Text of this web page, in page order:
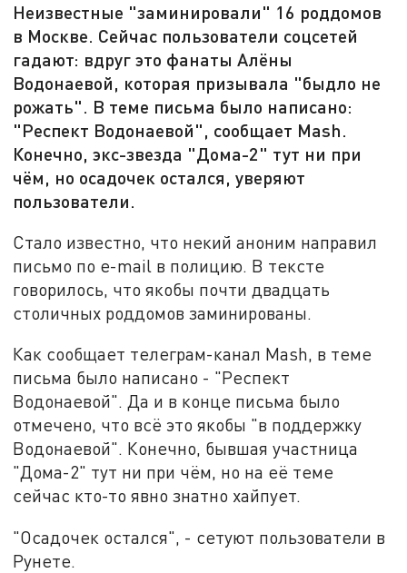
Неизвестные "заминировали" 16 роддомов
в Москве. Сейчас пользователи соцсетей
гадают: вдруг это фанаты Алёны
Водонаевой, которая призывала "быдло не
рожать". В теме письма было написано:
"Респект Водонаевой", сообщает Mash.
Конечно, экс-звезда "Дома-2" тут ни при
чём, но осадочек остался, уверяют
пользователи.
Стало известно, что некий аноним направил
письмо по e-mail в полицию. В тексте
говорилось, что якобы почти двадцать
столичных роддомов заминированы.
Как сообщает телеграм-канал Mash, в теме
письма было написано - "Респект
Водонаевой". Да и в конце письма было
отмечено, что всё это якобы "в поддержку
Водонаевой". Конечно, бывшая участница
"Дома-2" тут ни при чём, но на её теме
сейчас кто-то явно знатно хайпует.
"Осадочек остался", - сетуют пользователи в
Рунете.